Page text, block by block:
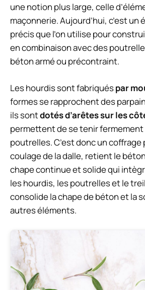
une notion plus large, celle
maçonnerie. Aujourd’hui, c’est un
précis que l’on utilise pour
en combinaison avec des
béton armé ou précontraint.
Les hourdis sont fabriquéspar
formes se rapprochent des
ils sontdotés d’arêtes sur les
permettent de se tenir
poutrelles. C’est donc un coffrage
coulage de la dalle, retient le
chape continue et solide qui
les hourdis, les poutrelles et le
consolide la chape de béton et la
autres éléments.